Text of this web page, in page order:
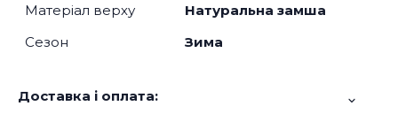
Матеріал верху
Натуральна замша
Сезон
Зима
Доставка і оплата: